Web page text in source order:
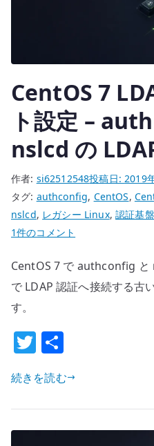
定
へ
の
CentOS 7
ト設定 –
nslcd の
作者: si62512548投稿日: 2019
タグ: authconfig, CentOS,
nslcd, レガシー Linux,認証基盤
CentOS
LDAP
ク
ラ
ア
ン
ト
定
–
1件のコメント
CentOS 7 で authconfig と
で LDAP 認証へ接続する古
す。
T
w
it
te
r
続きを読む